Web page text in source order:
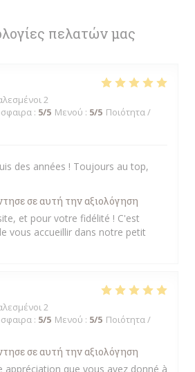
πελατών μας
2
: 5/5 Μενού : 5/5 Ποιότητα /
des années ! Toujours au top,
σε αυτή την αξιολόγηση
et pour votre fidélité ! C'est
vous accueillir dans notre petit
2
: 5/5 Μενού : 5/5 Ποιότητα /
σε αυτή την αξιολόγηση
appréciation que vous avez donné à